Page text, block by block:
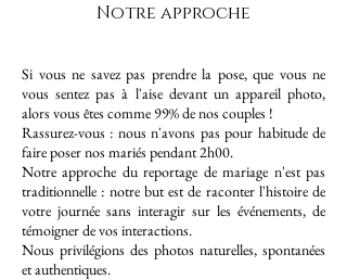
Notre approche
Si vous ne savez pas prendre la pose, que vous ne
vous sentez pas à l'aise devant un appareil photo,
alors vous êtes comme 99% de nos couples !
Rassurez-vous : nous n'avons pas pour habitude de
faire poser nos mariés pendant 2h00.
Notre approche du reportage de mariage n'est pas
traditionnelle : notre but est de raconter l'histoire de
votre journée sans interagir sur les événements, de
témoigner de vos interactions.
Nous privilégions des photos naturelles, spontanées
et authentiques.